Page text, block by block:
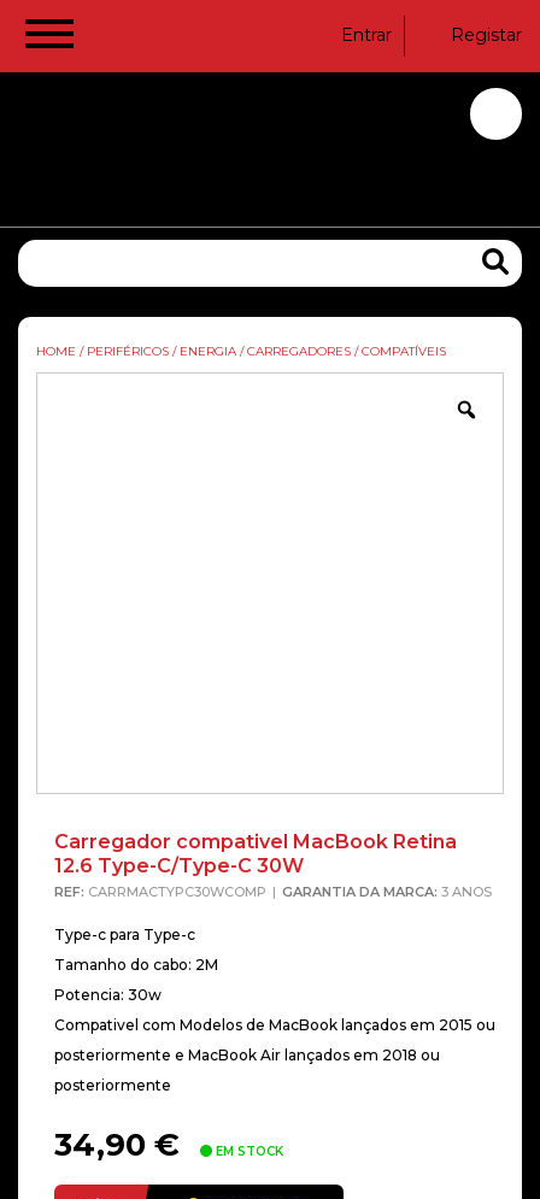
Entrar Registar
HOME / PERIFÉRICOS / ENERGIA / CARREGADORES / COMPATÍVEIS
Carregador compativel MacBook Retina
12.6 Type-C/Type-C 30W
REF: CARRMACTYPC30WCOMP GARANTIA DA MARCA: 3 ANOS
Type-c para Type-c
Tamanho do cabo: 2M
Potencia: 30w
Compativel com Modelos de MacBook lançados em 2015 ou
posteriormente e MacBook Air lançados em 2018 ou
posteriormente
34,90 € EM STOCK